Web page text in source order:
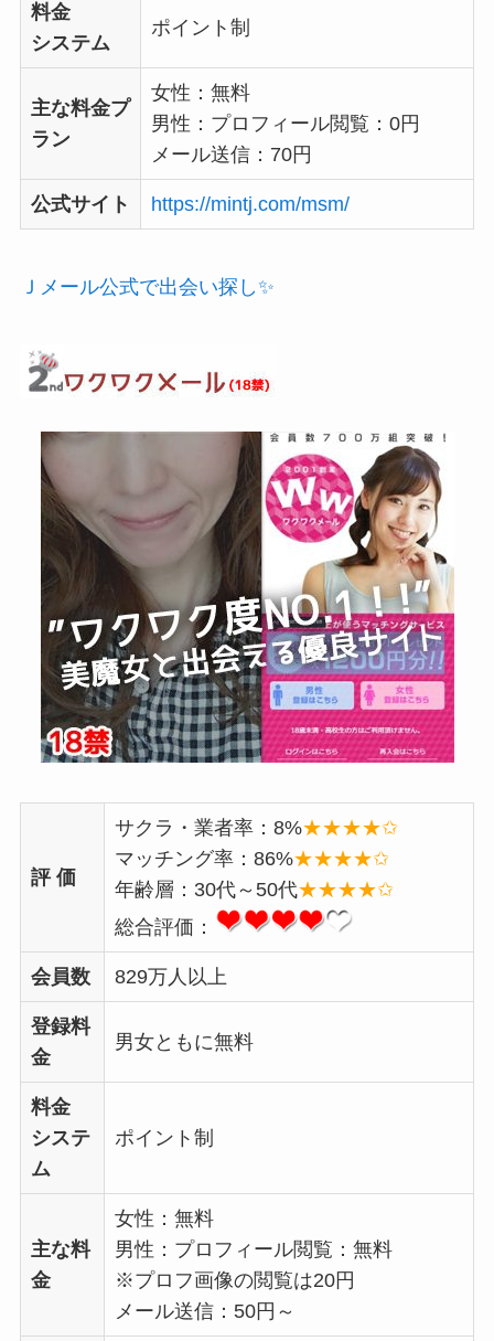
料金
システム
ポイント制
主な料金プ
ラン
女性：無料
男性：プロフィール閲覧：0円
メール送信：70円
公式サイト https://mintj.com/msm/
Ｊメール公式で出会い探し✨
評 価
サクラ・業者率：8%★★★★✩
マッチング率：86%★★★★✩
年齢層：30代～50代★★★★✩
総合評価：
会員数 829万人以上
登録料
金
男女ともに無料
料金
システ
ム
ポイント制
主な料
金
女性：無料
男性：プロフィール閲覧：無料
※プロフ画像の閲覧は20円
メール送信：50円～